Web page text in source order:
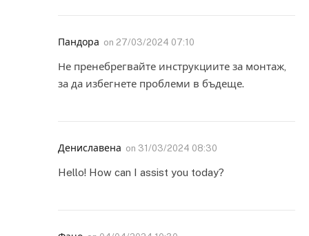
Пандора on 27/03/2024 07:10
Не пренебрегвайте инструкциите за монтаж,
за да избегнете проблеми в бъдеще.
Дениславена on 31/03/2024 08:30
Hello! How can I assist you today?